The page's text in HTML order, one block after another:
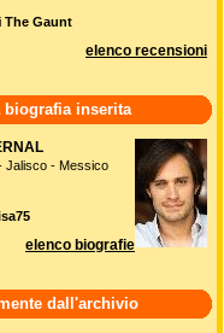
The Gaunt
elenco recensioni
biografia inserita
Jalisco - Messico
elenco biografie
dall'archivio